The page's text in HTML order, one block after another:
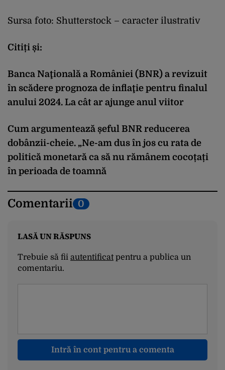
Sursa foto: Shutterstock – caracter ilustrativ
Citiți și:
Banca Naţională a României (BNR) a revizuit
în scădere prognoza de inflaţie pentru finalul
anului 2024. La cât ar ajunge anul viitor
Cum argumentează șeful BNR reducerea
dobânzii-cheie. „Ne-am dus în jos cu rata de
politică monetară ca să nu rămânem cocoțați
în perioada de toamnă
Comentarii 0
LASĂ UN RĂSPUNS
Trebuie să fii autentificatpentru a publica un
comentariu.
Intră în cont pentru a comenta